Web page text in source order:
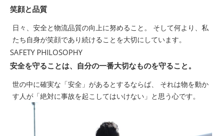
笑顔と品質
日々、安全と物流品質の向上に努めること。 そして何より、私
たち自身が笑顔であり続けることを大切にしています。
SAFETY PHILOSOPHY
安全を守ることは、自分の一番大切なものを守ること。
世の中に確実な「安全」があるとするならば、 それは物を動か
す人が「絶対に事故を起こしてはいけない」と思う心です。